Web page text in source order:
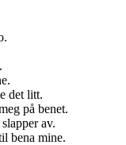
det litt.
på benet.
av.
bena mine.